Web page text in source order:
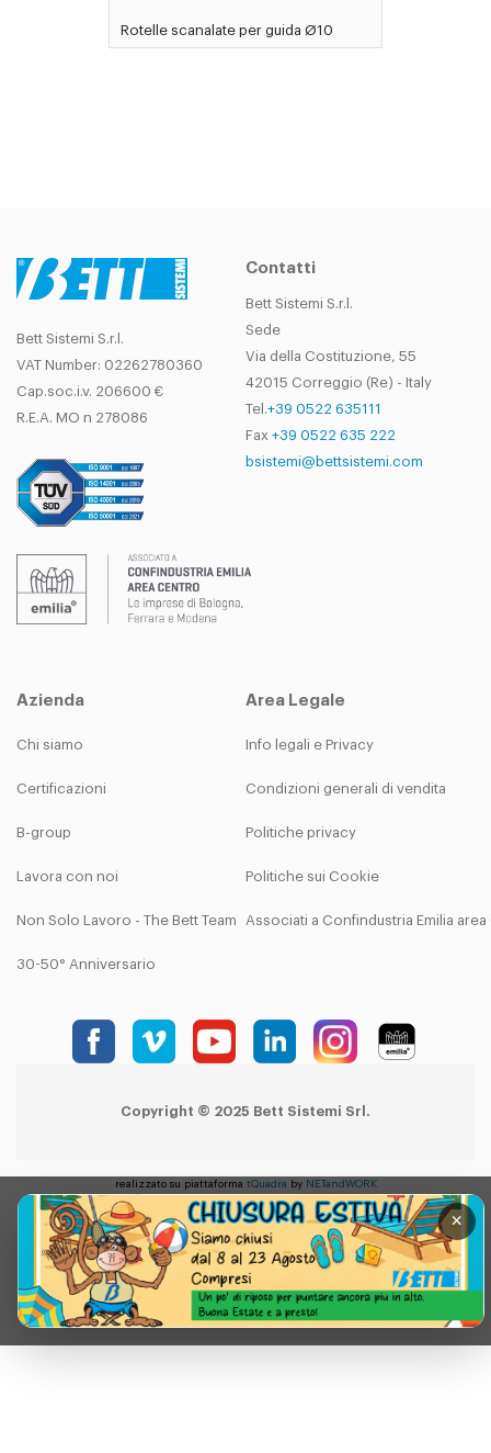
Rotelle scanalate per guida Ø10
Bett Sistemi S.r.l.
VAT Number: 02262780360
Cap.soc.i.v. 206600 €
R.E.A. MO n 278086
Contatti
Bett Sistemi S.r.l.
Sede
Via della Costituzione, 55
42015 Correggio (Re) - Italy
Tel.+39 0522 635111
Fax +39 0522 635 222
bsistemi@bettsistemi.com
Azienda
Chi siamo
Certificazioni
B-group
Lavora con noi
Non Solo Lavoro - The Bett Team
30-50° Anniversario
Area Legale
Info legali e Privacy
Condizioni generali di vendita
Politiche privacy
Politiche sui Cookie
Associati a Confindustria Emilia
Copyright © 2025 Bett Sistemi Srl.
×
realizzato su piattaforma tQuadra by NETandWORK